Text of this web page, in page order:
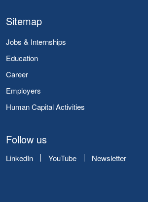
Sitemap
Jobs & Internships
Education
Career
Employers
Human Capital Activities
Follow us
LinkedIn YouTube Newsletter